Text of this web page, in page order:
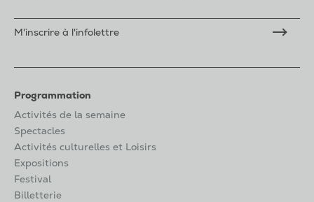
M'inscrire à l'infolettre
Programmation
Activités de la semaine
Spectacles
Activités culturelles et Loisirs
Expositions
Festival
Billetterie